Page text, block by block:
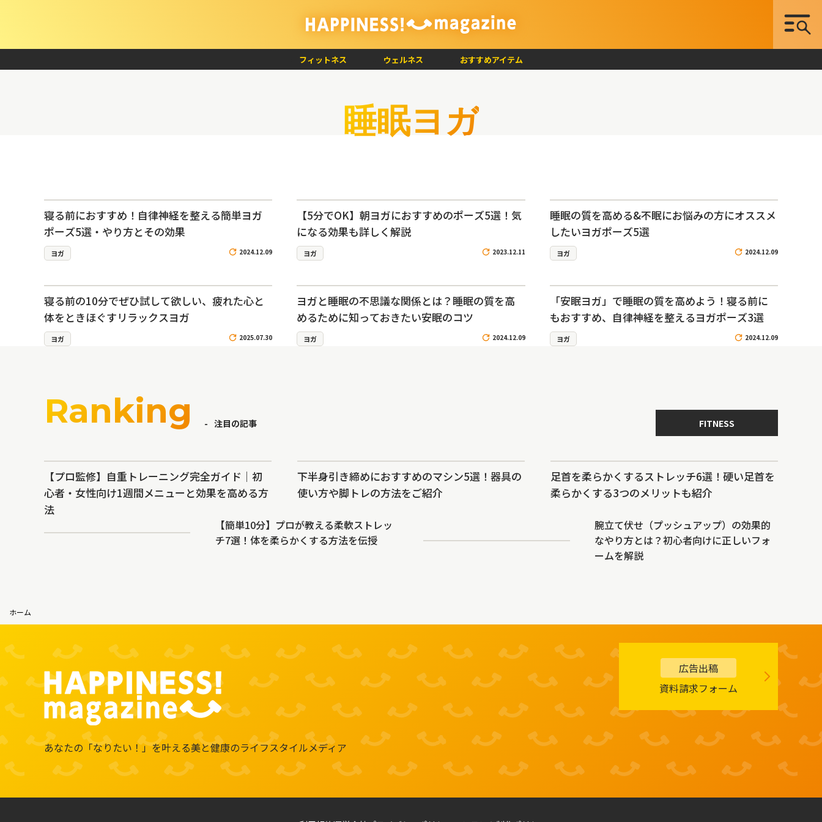
フィットネス ウェルネス おすすめアイテム
睡眠ヨガ
寝る前におすすめ！自律神経を整える簡単ヨガ
ポーズ5選・やり方とその効果
ヨガ 2024.12.09
【5分でOK】朝ヨガにおすすめのポーズ5選！気
になる効果も詳しく解説
ヨガ 2023.12.11
睡眠の質を高める&不眠にお悩みの方にオススメ
したいヨガポーズ5選
ヨガ 2024.12.09
寝る前の10分でぜひ試して欲しい、疲れた心と
体をときほぐすリラックスヨガ
ヨガ 2025.07.30
ヨガと睡眠の不思議な関係とは？睡眠の質を高
めるために知っておきたい安眠のコツ
ヨガ 2024.12.09
「安眠ヨガ」で睡眠の質を高めよう！寝る前に
もおすすめ、自律神経を整えるヨガポーズ3選
ヨガ 2024.12.09
Ranking 注目の記事 FITNESS
【プロ監修】自重トレーニング完全ガイド｜初
心者・女性向け1週間メニューと効果を高める方
法
下半身引き締めにおすすめのマシン5選！器具の
使い方や脚トレの方法をご紹介
足首を柔らかくするストレッチ6選！硬い足首を
柔らかくする3つのメリットも紹介
【簡単10分】プロが教える柔軟ストレッ
チ7選！体を柔らかくする方法を伝授
腕立て伏せ（プッシュアップ）の効果的
なやり方とは？初心者向けに正しいフォ
ームを解説
ホーム
あなたの「なりたい！」を叶える美と健康のライフスタイルメディア
広告出稿
資料請求フォーム